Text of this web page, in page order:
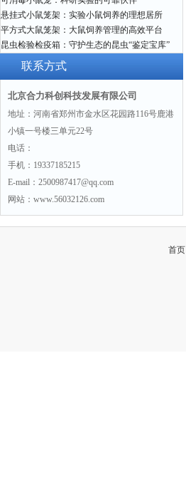
悬挂式小鼠笼架：实验小鼠饲养的理想居所
平方式大鼠笼架：大鼠饲养管理的高效平台
昆虫检验检疫箱：守护生态的昆虫“鉴定宝库”
联系方式
北京合力科创科技发展有限公司
地址：河南省郑州市金水区花园路116号鹿港
小镇一号楼三单元22号
电话：
手机：19337185215
E-mail：2500987417@qq.com
网站：www.56032126.com
首页